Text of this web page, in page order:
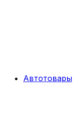
Автотовары